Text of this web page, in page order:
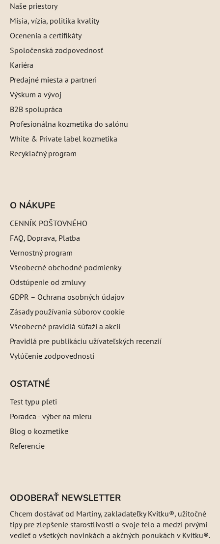
Naše priestory
Misia, vízia, politika kvality
Ocenenia a certifikáty
Spoločenská zodpovednosť
Kariéra
Predajné miesta a partneri
Výskum a vývoj
B2B spolupráca
Profesionálna kozmetika do salónu
White & Private label kozmetika
Recyklačný program
O NÁKUPE
CENNÍK POŠTOVNÉHO
FAQ, Doprava, Platba
Vernostný program
Všeobecné obchodné podmienky
Odstúpenie od zmluvy
GDPR – Ochrana osobných údajov
Zásady používania súborov cookie
Všeobecné pravidlá súťaží a akcií
Pravidlá pre publikáciu užívateľských recenzií
Vylúčenie zodpovednosti
OSTATNÉ
Test typu pleti
Poradca - výber na mieru
Blog o kozmetike
Referencie
ODOBERAŤ NEWSLETTER
Chcem dostávať od Martiny, zakladateľky Kvitku®, užitočné
tipy pre zlepšenie starostlivosti o svoje telo a medzi prvými
vedieť o všetkých novinkách a akčných ponukách v Kvitku®.